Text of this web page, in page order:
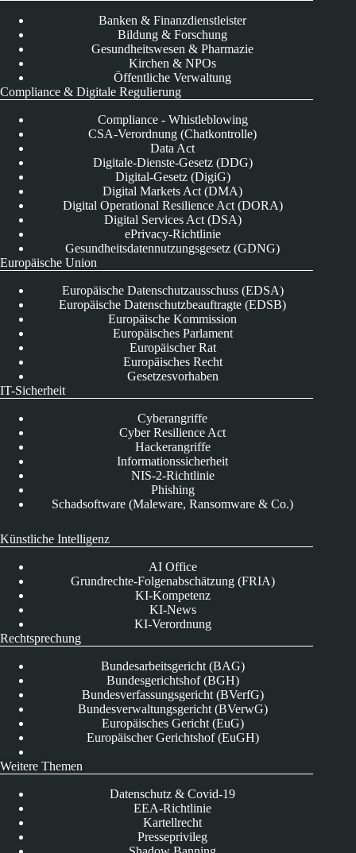
Banken & Finanzdienstleister
Bildung & Forschung
Gesundheitswesen & Pharmazie
Kirchen & NPOs
Öffentliche Verwaltung
Compliance & Digitale Regulierung
Compliance - Whistleblowing
CSA-Verordnung (Chatkontrolle)
Data Act
Digitale-Dienste-Gesetz (DDG)
Digital-Gesetz (DigiG)
Digital Markets Act (DMA)
Digital Operational Resilience Act (DORA)
Digital Services Act (DSA)
ePrivacy-Richtlinie
Gesundheitsdatennutzungsgesetz (GDNG)
Europäische Union
Europäische Datenschutzausschuss (EDSA)
Europäische Datenschutzbeauftragte (EDSB)
Europäische Kommission
Europäisches Parlament
Europäischer Rat
Europäisches Recht
Gesetzesvorhaben
IT-Sicherheit
Cyberangriffe
Cyber Resilience Act
Hackerangriffe
Informationssicherheit
NIS-2-Richtlinie
Phishing
Schadsoftware (Maleware, Ransomware & Co.)
Künstliche Intelligenz
AI Office
Grundrechte-Folgenabschätzung (FRIA)
KI-Kompetenz
KI-News
KI-Verordnung
Rechtsprechung
Bundesarbeitsgericht (BAG)
Bundesgerichtshof (BGH)
Bundesverfassungsgericht (BVerfG)
Bundesverwaltungsgericht (BVerwG)
Europäisches Gericht (EuG)
Europäischer Gerichtshof (EuGH)
Weitere Themen
Datenschutz & Covid-19
EEA-Richtlinie
Kartellrecht
Presseprivileg